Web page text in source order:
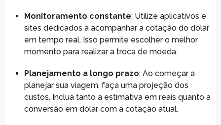
Monitoramento constante: Utilize aplicativos e
sites dedicados a acompanhar a cotação do dólar
em tempo real. Isso permite escolher o melhor
momento para realizar a troca de moeda.
Planejamento a longo prazo: Ao começar a
planejar sua viagem, faça uma projeção dos
custos. Inclua tanto a estimativa em reais quanto a
conversão em dólar com a cotação atual.